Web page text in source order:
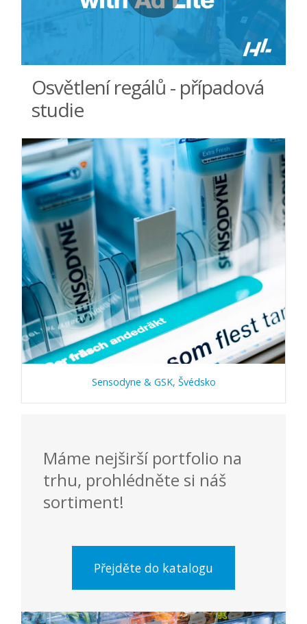
Osvětlení regálů - případová
studie
Sensodyne & GSK, Švédsko
Máme nejširší portfolio na
trhu, prohlédněte si náš
sortiment!
Přejděte do katalogu